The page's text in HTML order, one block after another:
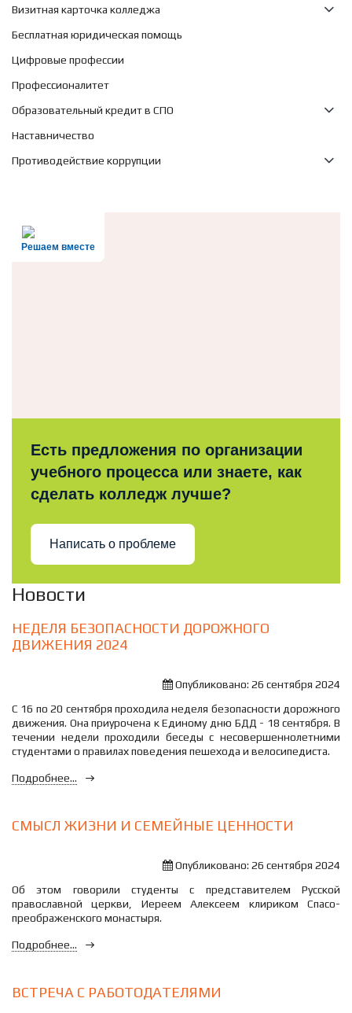
Визитная карточка колледжа
Бесплатная юридическая помощь
Цифровые профессии
Профессионалитет
Образовательный кредит в СПО
Наставничество
Противодействие коррупции
Решаем вместе
Есть предложения по организации
учебного процесса или знаете, как
сделать колледж лучше?
Написать о проблеме
Новости
НЕДЕЛЯ БЕЗОПАСНОСТИ ДОРОЖНОГО
ДВИЖЕНИЯ 2024
Опубликовано: 26 сентября 2024
С 16 по 20 сентября проходила неделя безопасности дорожного
движения. Она приурочена к Единому дню БДД - 18 сентября. В
течении недели проходили беседы с несовершеннолетними
студентами о правилах поведения пешехода и велосипедиста.
Подробнее...
СМЫСЛ ЖИЗНИ И СЕМЕЙНЫЕ ЦЕННОСТИ
Опубликовано: 26 сентября 2024
Об этом говорили студенты с представителем Русской
православной церкви, Иереем Алексеем клириком Спасо-
преображенского монастыря.
Подробнее...
ВСТРЕЧА С РАБОТОДАТЕЛЯМИ